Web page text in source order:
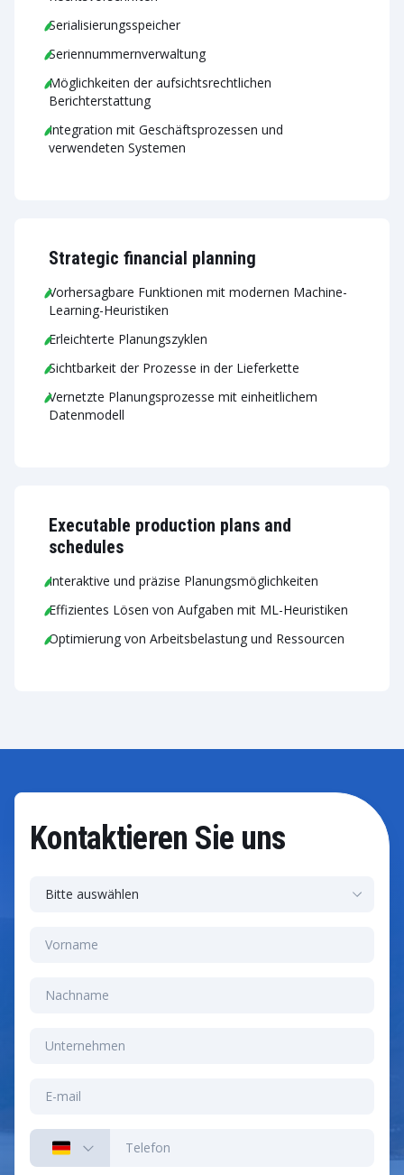
Serialisierungsspeicher
Seriennummernverwaltung
Möglichkeiten der aufsichtsrechtlichen
Berichterstattung
Integration mit Geschäftsprozessen und
verwendeten Systemen
Strategic financial planning
Vorhersagbare Funktionen mit modernen Machine-
Learning-Heuristiken
Erleichterte Planungszyklen
Sichtbarkeit der Prozesse in der Lieferkette
Vernetzte Planungsprozesse mit einheitlichem
Datenmodell
Executable production plans and
schedules
Interaktive und präzise Planungsmöglichkeiten
Effizientes Lösen von Aufgaben mit ML-Heuristiken
Optimierung von Arbeitsbelastung und Ressourcen
Kontaktieren Sie uns